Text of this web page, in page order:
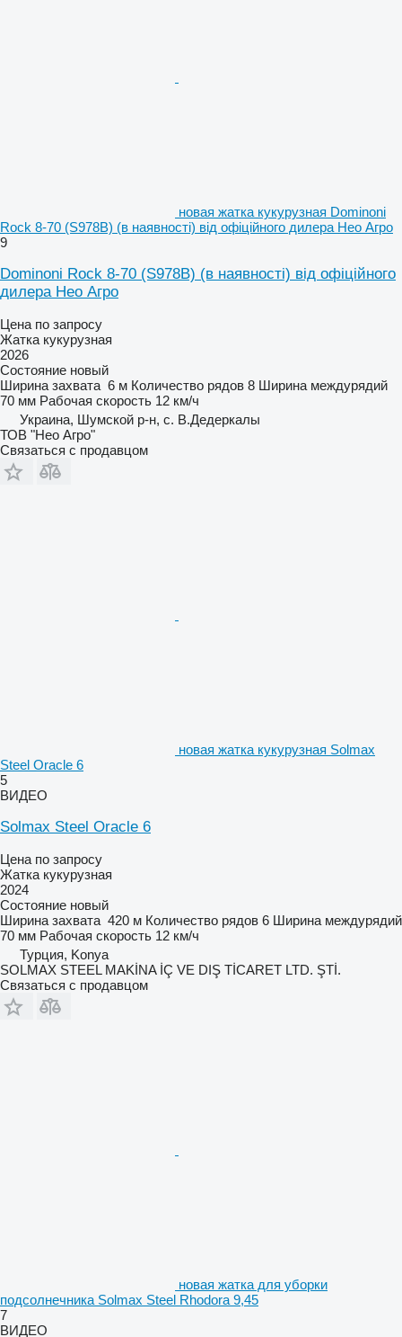
новая жатка кукурузная Dominoni
Rock 8-70 (S978B) (в наявності) від офіційного дилера Нео Агро
9
Dominoni Rock 8-70 (S978B) (в наявності) від офіційного
дилера Нео Агро
Цена по запросу
Жатка кукурузная
2026
Состояние новый
Ширина захвата 6 м Количество рядов 8 Ширина междурядий
70 мм Рабочая скорость 12 км/ч
Украина, Шумской р-н, с. В.Дедеркалы
ТОВ "Нео Агро"
Связаться с продавцом
новая жатка кукурузная Solmax
Steel Oracle 6
5
ВИДЕО
Solmax Steel Oracle 6
Цена по запросу
Жатка кукурузная
2024
Состояние новый
Ширина захвата 420 м Количество рядов 6 Ширина междурядий
70 мм Рабочая скорость 12 км/ч
Турция, Konya
SOLMAX STEEL MAKİNA İÇ VE DIŞ TİCARET LTD. ŞTİ.
Связаться с продавцом
новая жатка для уборки
подсолнечника Solmax Steel Rhodora 9,45
7
ВИДЕО